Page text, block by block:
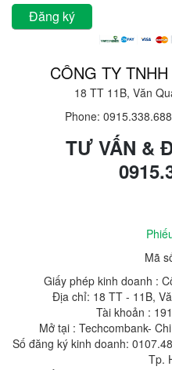
CÔNG TY
18 TT 11B, Văn
Phone: 0915.338.688
TƯ VẤN &
Mã
Giấy phép kinh doanh :
Địa chỉ: 18 TT - 11B,
Tài khoản :
Mở tại : Techcombank-
Số đăng ký kinh doanh:
Tp.